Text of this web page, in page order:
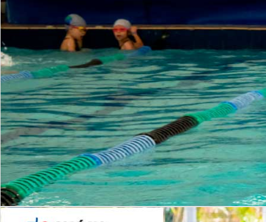
Período Integral | Saiba mais
INSTITUCIONAL